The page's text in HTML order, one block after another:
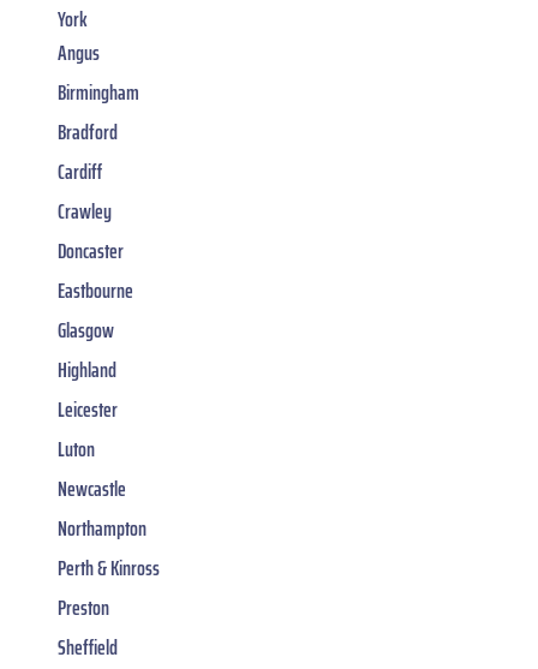
York
Angus
Birmingham
Bradford
Cardiff
Crawley
Doncaster
Eastbourne
Glasgow
Highland
Leicester
Luton
Newcastle
Northampton
Perth & Kinross
Preston
Sheffield